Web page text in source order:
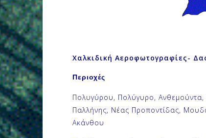
Χαλκιδική Αεροφωτογραφίες-
Περιοχές
Πολυγύρου, Πολύγυρο,
Παλλήνης, Νέας Προποντίδας,
Ακάνθου